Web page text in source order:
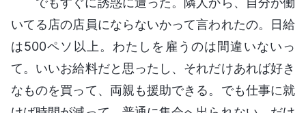
いてる店の店員にならないかって言われたの。日給
は500ペソ以上。わたしを雇うのは間違いないっ
て。いいお給料だと思ったし、それだけあれば好き
なものを買って、両親も援助できる。でも仕事に就